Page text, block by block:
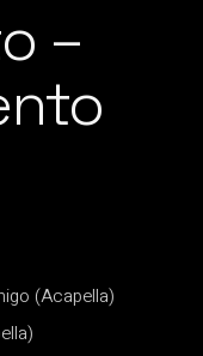
–
(Acapella)